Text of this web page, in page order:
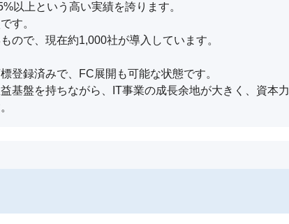
以上という高い実績を誇ります。
す。
ので、現在約1,000社が導入しています。
登録済みで、FC展開も可能な状態です。
基盤を持ちながら、IT事業の成長余地が大きく、資本力